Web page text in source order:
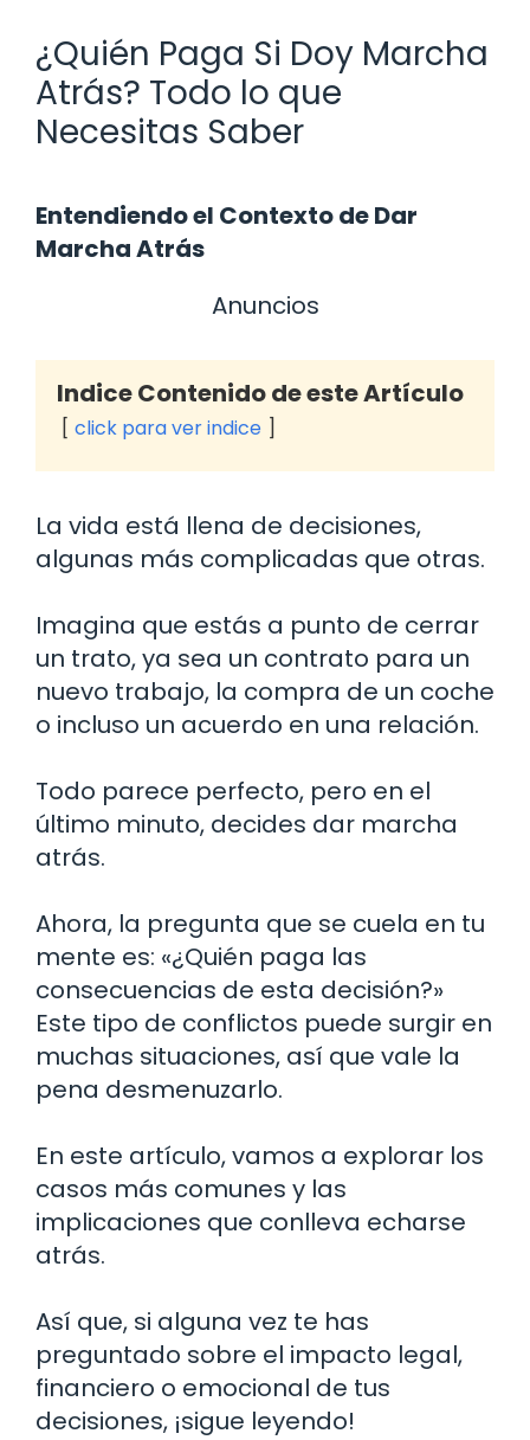
¿Quién Paga Si Doy Marcha
Atrás? Todo lo que
Necesitas Saber
Entendiendo el Contexto de Dar
Marcha Atrás
Anuncios
Indice Contenido de este Artículo
click para ver indice
La vida está llena de decisiones,
algunas más complicadas que otras.
Imagina que estás a punto de cerrar
un trato, ya sea un contrato para un
nuevo trabajo, la compra de un coche
o incluso un acuerdo en una relación.
Todo parece perfecto, pero en el
último minuto, decides dar marcha
atrás.
Ahora, la pregunta que se cuela en tu
mente es: «¿Quién paga las
consecuencias de esta decisión?»
Este tipo de conflictos puede surgir en
muchas situaciones, así que vale la
pena desmenuzarlo.
En este artículo, vamos a explorar los
casos más comunes y las
implicaciones que conlleva echarse
atrás.
Así que, si alguna vez te has
preguntado sobre el impacto legal,
financiero o emocional de tus
decisiones, ¡sigue leyendo!